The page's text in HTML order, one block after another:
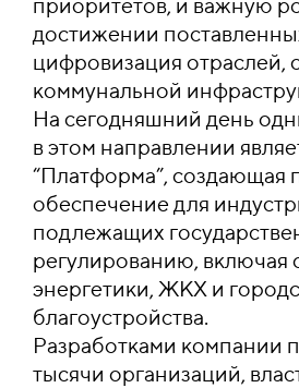
достижении
цифровизация отраслей,
коммунальной
На сегодняшний день
в этом направлении
“Платформа”, создающая
обеспечение для
подлежащих
регулированию, включая
энергетики, ЖКХ и
благоустройства.
Разработками компании
тысячи организаций,